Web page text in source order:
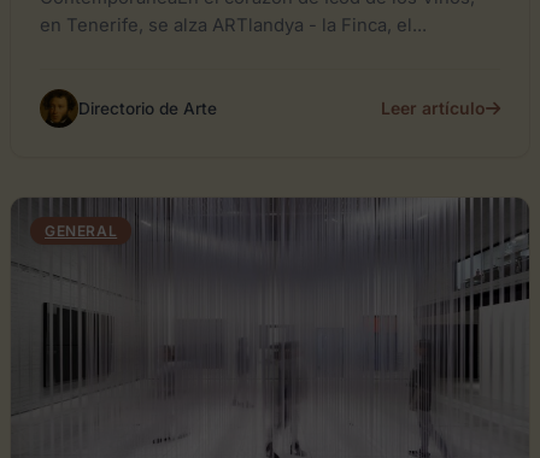
en Tenerife, se alza ARTlandya - la Finca, el...
Directorio de Arte Leer artículo
GENERAL